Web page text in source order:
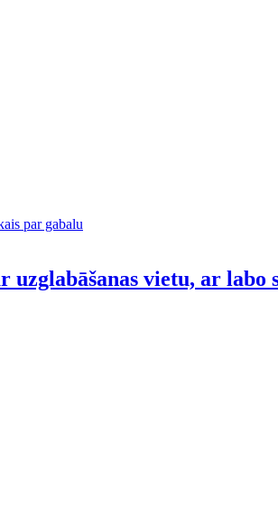
par gabalu
uzglabāšanas vietu, ar